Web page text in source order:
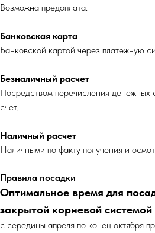
Возможна предоплата.
Банковская карта
Банковской картой через платежную
Безналичный расчет
Посредством перечисления денежных
счет.
Наличный расчет
Наличными по факту получения и
Правила посадки
Оптимальное время для
закрытой корневой системой
с середины апреля по конец октября